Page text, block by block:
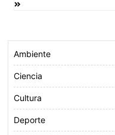
Ambiente
Ciencia
Cultura
Deporte